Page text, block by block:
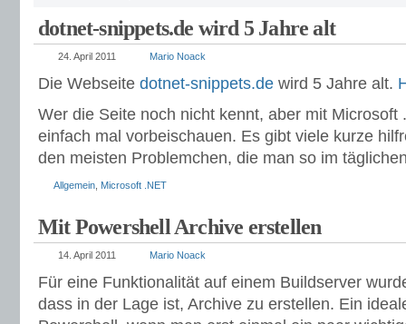
dotnet-snippets.de wird 5 Jahre alt
24. April 2011 Mario Noack
Die Webseite dotnet-snippets.de wird 5 Jahre alt.
Wer die Seite noch nicht kennt, aber mit Microsoft
einfach mal vorbeischauen. Es gibt viele kurze
den meisten Problemchen, die man so im
Allgemein Microsoft .NET
Mit Powershell Archive erstellen
14. April 2011 Mario Noack
Für eine Funktionalität auf einem Buildserver
dass in der Lage ist, Archive zu erstellen. Ein